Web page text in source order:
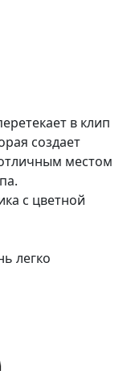
в клип
создает
местом
с цветной
легко